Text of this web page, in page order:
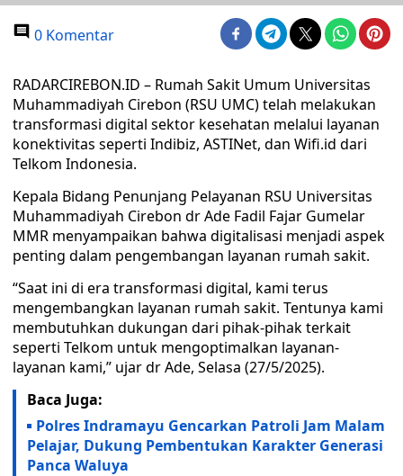
0 Komentar
RADARCIREBON.ID – Rumah Sakit Umum Universitas
Muhammadiyah Cirebon (RSU UMC) telah melakukan
transformasi digital sektor kesehatan melalui layanan
konektivitas seperti Indibiz, ASTINet, dan Wifi.id dari
Telkom Indonesia.
Kepala Bidang Penunjang Pelayanan RSU Universitas
Muhammadiyah Cirebon dr Ade Fadil Fajar Gumelar
MMR menyampaikan bahwa digitalisasi menjadi aspek
penting dalam pengembangan layanan rumah sakit.
“Saat ini di era transformasi digital, kami terus
mengembangkan layanan rumah sakit. Tentunya kami
membutuhkan dukungan dari pihak-pihak terkait
seperti Telkom untuk mengoptimalkan layanan-
layanan kami,” ujar dr Ade, Selasa (27/5/2025).
Baca Juga:
Polres Indramayu Gencarkan Patroli Jam Malam
Pelajar, Dukung Pembentukan Karakter Generasi
Panca Waluya